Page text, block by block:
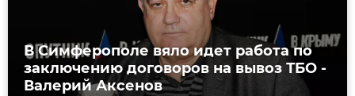
В Симферополе вяло идет работа по
заключению договоров на вывоз ТБО -
Валерий Аксенов